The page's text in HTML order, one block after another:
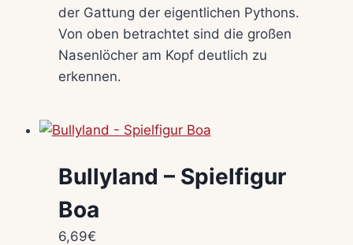
der Gattung der eigentlichen Pythons.
Von oben betrachtet sind die großen
Nasenlöcher am Kopf deutlich zu
erkennen.
Bullyland – Spielfigur
Boa
6,69€